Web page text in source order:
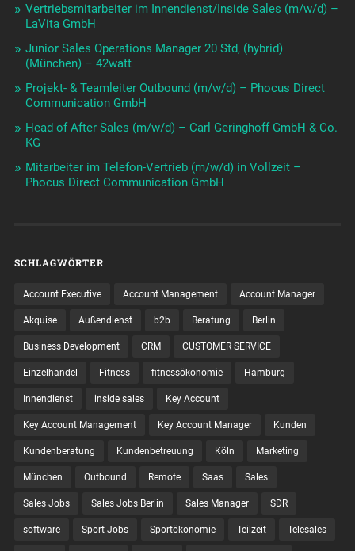
Vertriebsmitarbeiter im Innendienst/Inside Sales (m/w/d) –
LaVita GmbH
Junior Sales Operations Manager 20 Std, (hybrid)
(München) – 42watt
Projekt- & Teamleiter Outbound (m/w/d) – Phocus Direct
Communication GmbH
Head of After Sales (m/w/d) – Carl Geringhoff GmbH & Co.
KG
Mitarbeiter im Telefon-Vertrieb (m/w/d) in Vollzeit –
Phocus Direct Communication GmbH
SCHLAGWÖRTER
Account Executive Account Management Account Manager
Akquise Außendienst b2b Beratung Berlin
Business Development CRM CUSTOMER SERVICE
Einzelhandel Fitness fitnessökonomie Hamburg
Innendienst inside sales Key Account
Key Account Management Key Account Manager Kunden
Kundenberatung Kundenbetreuung Köln Marketing
München Outbound Remote Saas Sales
Sales Jobs Sales Jobs Berlin Sales Manager SDR
software Sport Jobs Sportökonomie Teilzeit Telesales